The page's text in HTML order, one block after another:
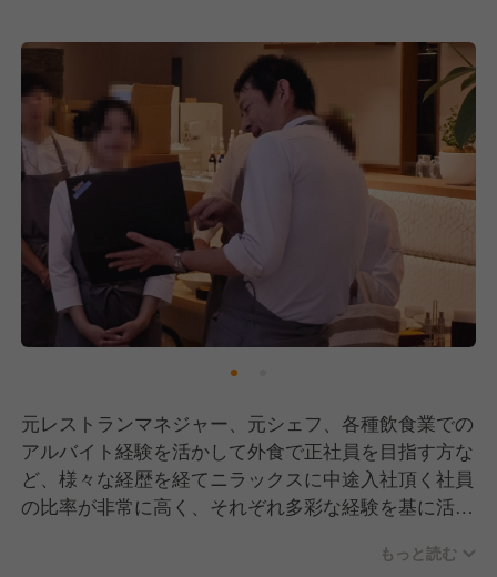
元レストランマネジャー、元シェフ、各種飲食業での
アルバイト経験を活かして外食で正社員を目指す方な
ど、様々な経歴を経てニラックスに中途入社頂く社員
の比率が非常に高く、それぞれ多彩な経験を基に活躍
という高い目標に向かって進んでいるため、よりたく
もっと読む